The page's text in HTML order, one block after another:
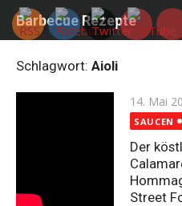
Skip
Barbecue Rezepte
Schlagwort: Aioli
Posted
on
14. Mai
SAUCEN
Der
Street